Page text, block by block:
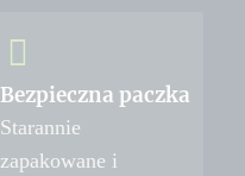
Bezpieczna paczka
Starannie
zapakowane i